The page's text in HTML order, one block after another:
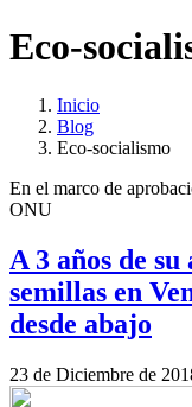
Eco-
Inicio
Blog
Eco-socialismo
En el marco de
ONU
A 3 años de
semillas en
desde abajo
23 de Diciembre de